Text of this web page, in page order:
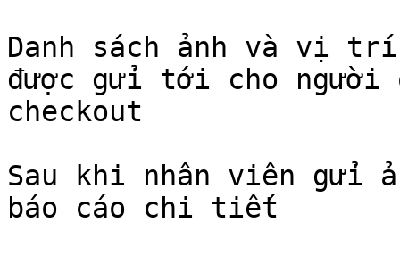
Danh sách ảnh và vị
được gửi tới cho người
checkout
Sau khi nhân viên gửi
báo cáo chi tiết